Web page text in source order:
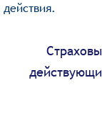
действия.